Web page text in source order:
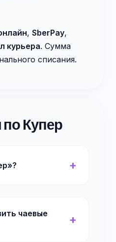
, SberPay,
курьера. Сумма
списания.
Купер
чаевые